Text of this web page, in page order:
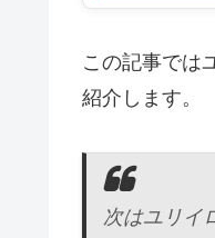
この記事では
紹介します。
次はユリイ